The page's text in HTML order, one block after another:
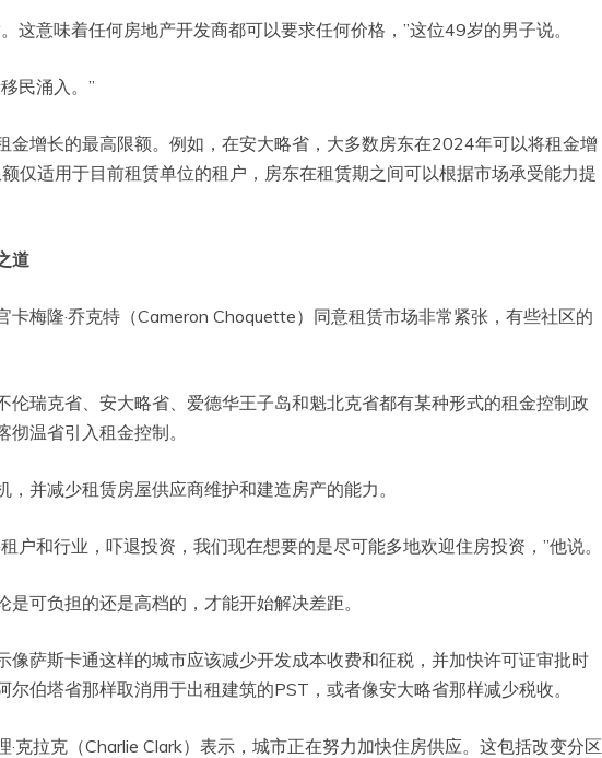
这意味着任何房地产开发商都可以要求任何价格，”这位49岁的男子说。
民涌入。”
金增长的最高限额。例如，在安大略省，大多数房东在2024年可以将租金增
仅适用于目前租赁单位的租户，房东在租赁期之间可以根据市场承受能力提
道
卡梅隆·乔克特（Cameron Choquette）同意租赁市场非常紧张，有些社区的
伦瑞克省、安大略省、爱德华王子岛和魁北克省都有某种形式的租金控制政
温省引入租金控制。
并减少租赁房屋供应商维护和建造房产的能力。
户和行业，吓退投资，我们现在想要的是尽可能多地欢迎住房投资，”他说。
可负担的还是高档的，才能开始解决差距。
像萨斯卡通这样的城市应该减少开发成本收费和征税，并加快许可证审批时
伯塔省那样取消用于出租建筑的PST，或者像安大略省那样减少税收。
克拉克（Charlie Clark）表示，城市正在努力加快住房供应。这包括改变分区